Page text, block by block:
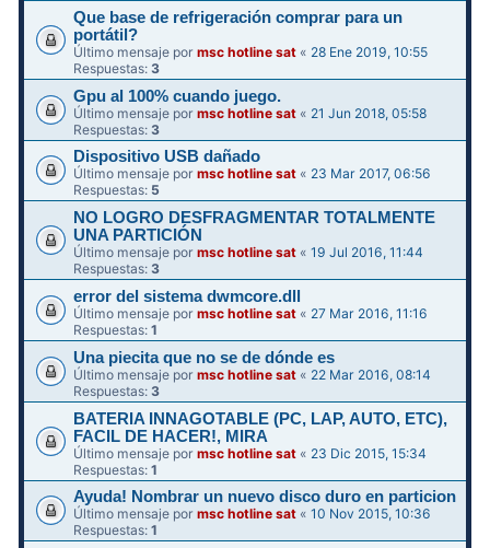
Que base de refrigeración comprar para un
portátil?
Último mensaje pormsc hotline sat « 28 Ene 2019, 10:55
Respuestas:3
Gpu al 100% cuando juego.
Último mensaje pormsc hotline sat « 21 Jun 2018, 05:58
Respuestas: 3
Dispositivo USB dañado
Último mensaje pormsc hotline sat « 23 Mar 2017, 06:56
Respuestas: 5
NO LOGRO DESFRAGMENTAR TOTALMENTE
UNA PARTICIÓN
Último mensaje pormsc hotline sat «19 Jul 2016, 11:44
Respuestas: 3
error del sistema dwmcore.dll
Último mensaje pormsc hotline sat « 27 Mar 2016, 11:16
Respuestas:1
Una piecita que no se de dónde es
Último mensaje pormsc hotline sat « 22 Mar 2016, 08:14
Respuestas: 3
BATERIA INNAGOTABLE (PC, LAP, AUTO, ETC),
FACIL DE HACER!, MIRA
Último mensaje pormsc hotline sat « 23 Dic 2015, 15:34
Respuestas:1
Ayuda! Nombrar un nuevo disco duro en particion
Último mensaje pormsc hotline sat «10 Nov 2015, 10:36
Respuestas:1